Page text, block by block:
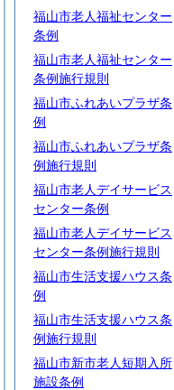
福山市老人福祉センター
条例
福山市老人福祉センター
条例施行規則
福山市ふれあいプラザ条
例
福山市ふれあいプラザ条
例施行規則
福山市老人デイサービス
センター条例
福山市老人デイサービス
センター条例施行規則
福山市生活支援ハウス条
例
福山市生活支援ハウス条
例施行規則
福山市新市老人短期入所
施設条例